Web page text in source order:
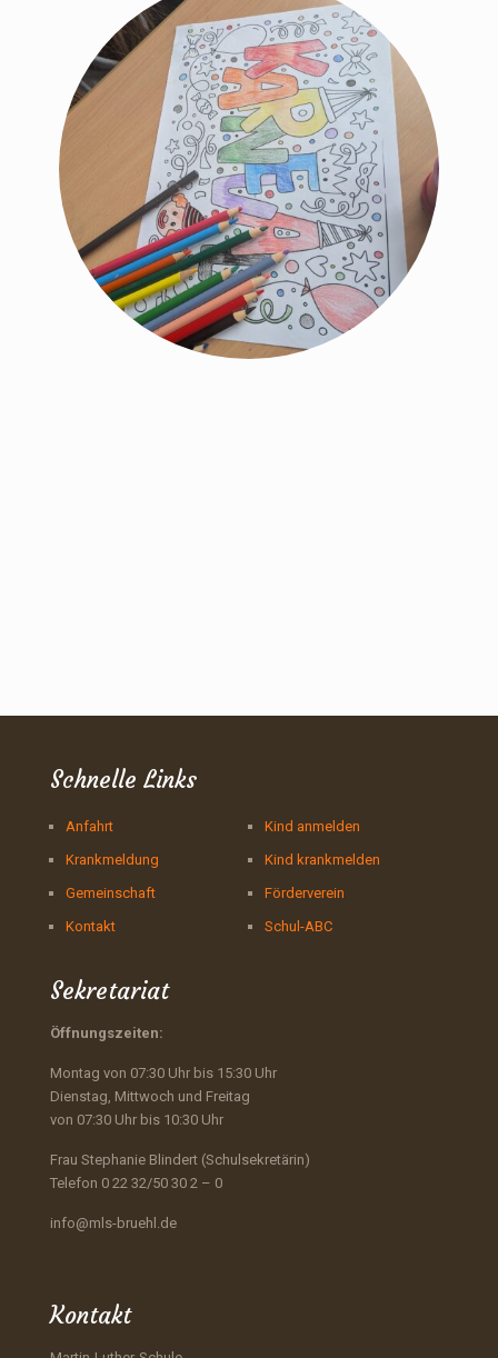
Schnelle Links
Anfahrt
Krankmeldung
Gemeinschaft
Kontakt
Kind anmelden
Kind krankmelden
Förderverein
Schul-ABC
Sekretariat
Öffnungszeiten:
Montag von 07:30 Uhr bis 15:30 Uhr
Dienstag, Mittwoch und Freitag
von 07:30 Uhr bis 10:30 Uhr
Frau Stephanie Blindert (Schulsekretärin)
Telefon 0 22 32/50 30 2 – 0
info@mls-bruehl.de
Kontakt